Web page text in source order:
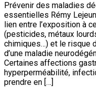
Prévenir des maladies
essentielles Rémy
lien entre l’exposition à
(pesticides, métaux
chimiques…) et le risque
d’une maladie
Certaines affections
hyperperméabilité,
prendre en […]